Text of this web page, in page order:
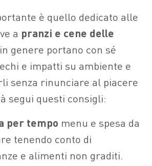
è quello dedicato alle
a pranzi e cene delle
genere portano con sé
e impatti su ambiente e
senza rinunciare al piacere
segui questi consigli:
per tempo menu e spesa da
tenendo conto di
e alimenti non graditi.